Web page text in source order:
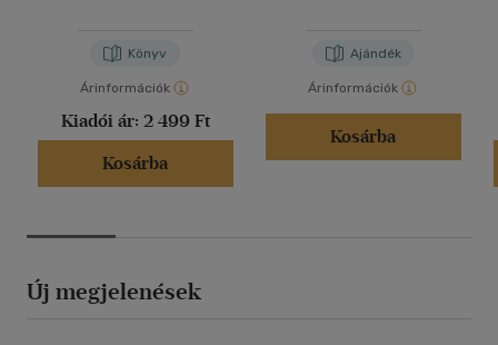
Könyv
Árinformációk
Kiadói ár: 2 499 Ft
Kosárba
Ajándék
Árinformációk
Kosárba
Új megjelenések